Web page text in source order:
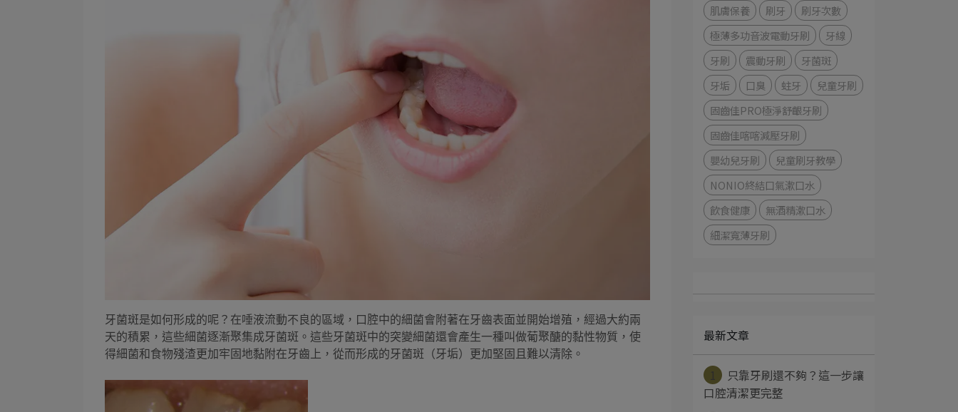
牙菌斑是如何形成的呢？在唾液流動不良的區域，口腔中的細菌會附著在牙齒表面並開始增殖，經過大約兩
天的積累，這些細菌逐漸聚集成牙菌斑。這些牙菌斑中的突變細菌還會產生一種叫做葡聚醣的黏性物質，使
得細菌和食物殘渣更加牢固地黏附在牙齒上，從而形成的牙菌斑（牙垢）更加堅固且難以清除。
肌膚保養
刷牙
刷牙次數
極薄多功音波電動牙刷
牙線
牙刷
震動牙刷
牙菌斑
牙垢
口臭 蛀牙
兒童牙刷
固齒佳PRO極淨舒齦牙刷
固齒佳喀喀減壓牙刷
嬰幼兒牙刷
兒童刷牙教學
NONIO終結口氣漱口水
飲食健康
無酒精漱口水
細潔寬薄牙刷
最新文章
只靠牙刷還不夠？這一步讓
口腔清潔更完整